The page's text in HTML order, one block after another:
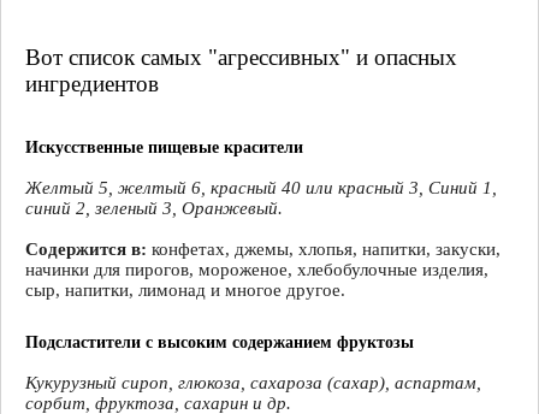
Вот список самых "агрессивных" и опасных
ингредиентов
Искусственные пищевые красители
Желтый 5, желтый 6, красный 40 или красный 3, Синий 1,
синий 2, зеленый 3, Оранжевый.
Содержится в: конфетах, джемы, хлопья, напитки, закуски,
начинки для пирогов, мороженое, хлебобулочные изделия,
сыр, напитки, лимонад и многое другое.
Подсластители с высоким содержанием фруктозы
Кукурузный сироп, глюкоза, сахароза (сахар), аспартам,
сорбит, фруктоза, сахарин и др.